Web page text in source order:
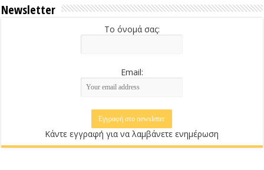
Newsletter
Το όνομά σας:
Email:
Κάντε εγγραφή για να λαμβάνετε ενημέρωση